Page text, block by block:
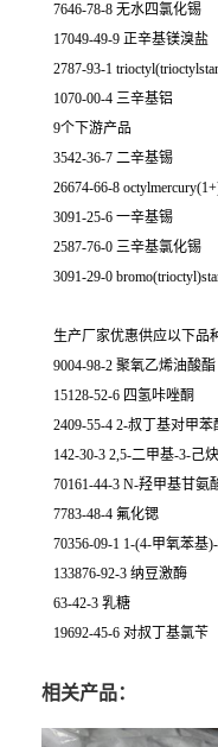
7646-78-8 无水四氯化锡
17049-49-9 正辛基镁溴盐
2787-93-1
1070-00-4 三辛基铝
9个下游产品
3542-36-7 二辛基锡
26674-66-8
3091-25-6 一辛基锡
2587-76-0 三辛基氯化锡
3091-29-0
生产厂家优惠供应以下品
9004-98-2 聚氧乙烯油酸酯
15128-52-6 四氢咔唑酮
2409-55-4 2-叔丁基对甲苯
142-30-3 2,5-二甲基-3-己
70161-44-3 N-羟甲基甘氨
7783-48-4 氟化锶
70356-09-1 1-(4-甲氧苯基
133876-92-3 纳豆激酶
63-42-3 乳糖
19692-45-6 对叔丁基氯苄
相关产品：